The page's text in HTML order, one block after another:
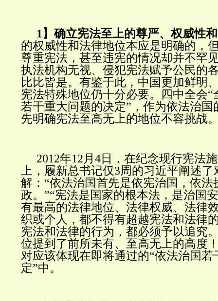
1】确立宪法至上的尊严、权威性
的权威性和法律地位本应是明确的，
尊重宪法，甚至违宪的情况却并不罕
执法机构无视、侵犯宪法赋予公民的
比比皆是。有鉴于此，中国更加鲜明
宪法特殊地位仍十分必要。四中全会
若干重大问题的决定”，作为依法治
先明确宪法至高无上的地位不容挑战
2012年12月4日，在纪念现行宪法
上，履新总书记仅3周的习近平阐述
解：“依法治国首先是依宪治国，依法
政。”“宪法是国家的根本法，是治国
有最高的法律地位、法律权威、法
织或个人，都不得有超越宪法和法律
宪法和法律的行为，都必须予以追究
位提到了前所未有、至高无上的高度
对应该体现在即将通过的“依法治国若
定”中。